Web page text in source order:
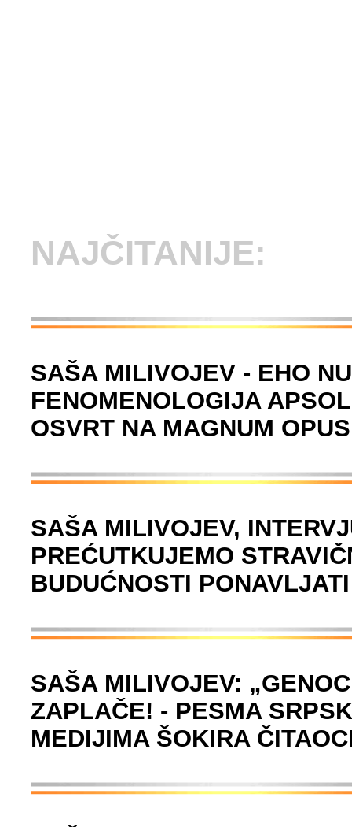
NAJČITANIJE:
SAŠA MILIVOJEV - EHO
FENOMENOLOGIJA
OSVRT NA MAGNUM
SAŠA MILIVOJEV,
PREĆUTKUJEMO
BUDUĆNOSTI PONAVLJATI
SAŠA MILIVOJEV:
ZAPLAČE! - PESMA
MEDIJIMA ŠOKIRA